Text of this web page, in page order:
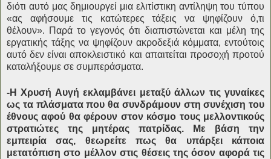
διότι αυτό μας δημιουργεί μια ελιτίστικη αντίληψη του τύπου
«ας αφήσουμε τις κατώτερες τάξεις να ψηφίζουν ό,τι
θέλουν». Παρά το γεγονός ότι διαπιστώνεται και μέλη της
εργατικής τάξης να ψηφίζουν ακροδεξιά κόμματα, εντούτοις
αυτό δεν είναι αποκλειστικό και απαιτείται προσοχή προτού
καταλήξουμε σε συμπεράσματα.
-Η Χρυσή Αυγή εκλαμβάνει μεταξύ άλλων τις γυναίκες
ως τα πλάσματα που θα συνδράμουν στη συνέχιση του
έθνους αφού θα φέρουν στον κόσμο τους μελλοντικούς
στρατιώτες της μητέρας πατρίδας. Με βάση την
εμπειρία σας, θεωρείτε πως θα υπάρξει κάποια
μετατόπιση στο μέλλον στις θέσεις της όσον αφορά τις